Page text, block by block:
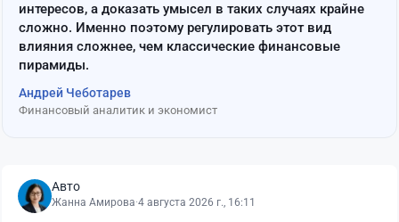
интересов, а доказать умысел в таких случаях крайне
сложно. Именно поэтому регулировать этот вид
влияния сложнее, чем классические финансовые
пирамиды.
Андрей Чеботарев
Финансовый аналитик и экономист
Авто
Жанна Амирова·4 августа 2026 г., 16:11